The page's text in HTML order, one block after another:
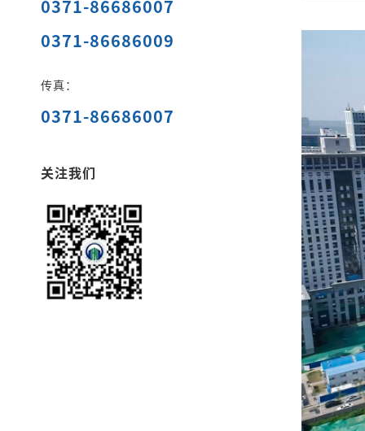
0371-86686007
0371-86686009
传真：
0371-86686007
关注我们